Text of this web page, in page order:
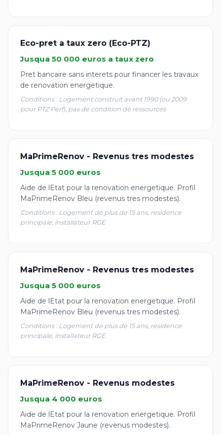
Eco-pret a taux zero (Eco-PTZ)
Jusqua 50 000 euros a taux zero
Pret bancaire sans interets pour financer les travaux
de renovation energetique.
Conditions : Logement construit avant 1990 (ou 2009
pour PTZ Perf), pas de condition de ressources
MaPrimeRenov - Revenus tres modestes
Jusqua 5 000 euros
Aide de lEtat pour la renovation energetique. Profil
MaPrimeRenov Bleu (revenus tres modestes).
Conditions : Logement de plus de 15 ans, residence
principale, installateur RGE
MaPrimeRenov - Revenus tres modestes
Jusqua 5 000 euros
Aide de lEtat pour la renovation energetique. Profil
MaPrimeRenov Bleu (revenus tres modestes).
Conditions : Logement de plus de 15 ans, residence
principale, installateur RGE
MaPrimeRenov - Revenus modestes
Jusqua 4 000 euros
Aide de lEtat pour la renovation energetique. Profil
MaPrimeRenov Jaune (revenus modestes).